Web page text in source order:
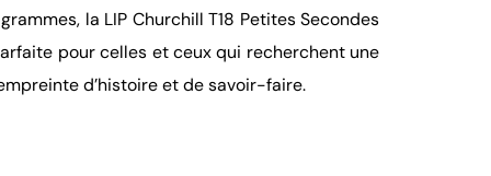
la LIP Churchill T18 Petites Secondes
pour celles et ceux qui recherchent une
d’histoire et de savoir-faire.